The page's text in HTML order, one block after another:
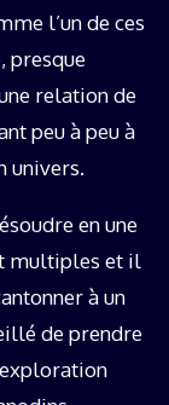
l’un de ces
presque
relation de
peu à peu à
univers.
en une
multiples et il
à un
de prendre